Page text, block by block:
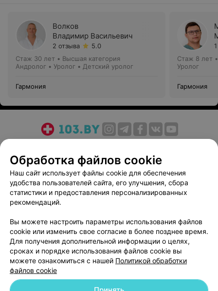
Волков
Владимир Васильевич
2 отзыва
5.0
Стаж 30 лет • Высшая категория
Андролог • Уролог • Детский уролог
Гармония
Стаж 8 лет
Уролог
Гармония
Медицинский маркетинг
Публичный договор
Пользовательское соглашение
Способы оплаты
Вакансии
Партнеры
Написать руководителю 103.by
Персональные настройки cookie
Обработка персональных данных
Обработка файлов cookie
Наш сайт использует файлы cookie для обеспечения
удобства пользователей сайта, его улучшения, сбора
статистики и предоставления персонализированных
рекомендаций.
Вы можете настроить параметры использования файлов
cookie или изменить свое согласие в более позднее время.
Для получения дополнительной информации о целях,
сроках и порядке использования файлов cookie вы
можете ознакомиться с нашей Политикой обработки
файлов cookie